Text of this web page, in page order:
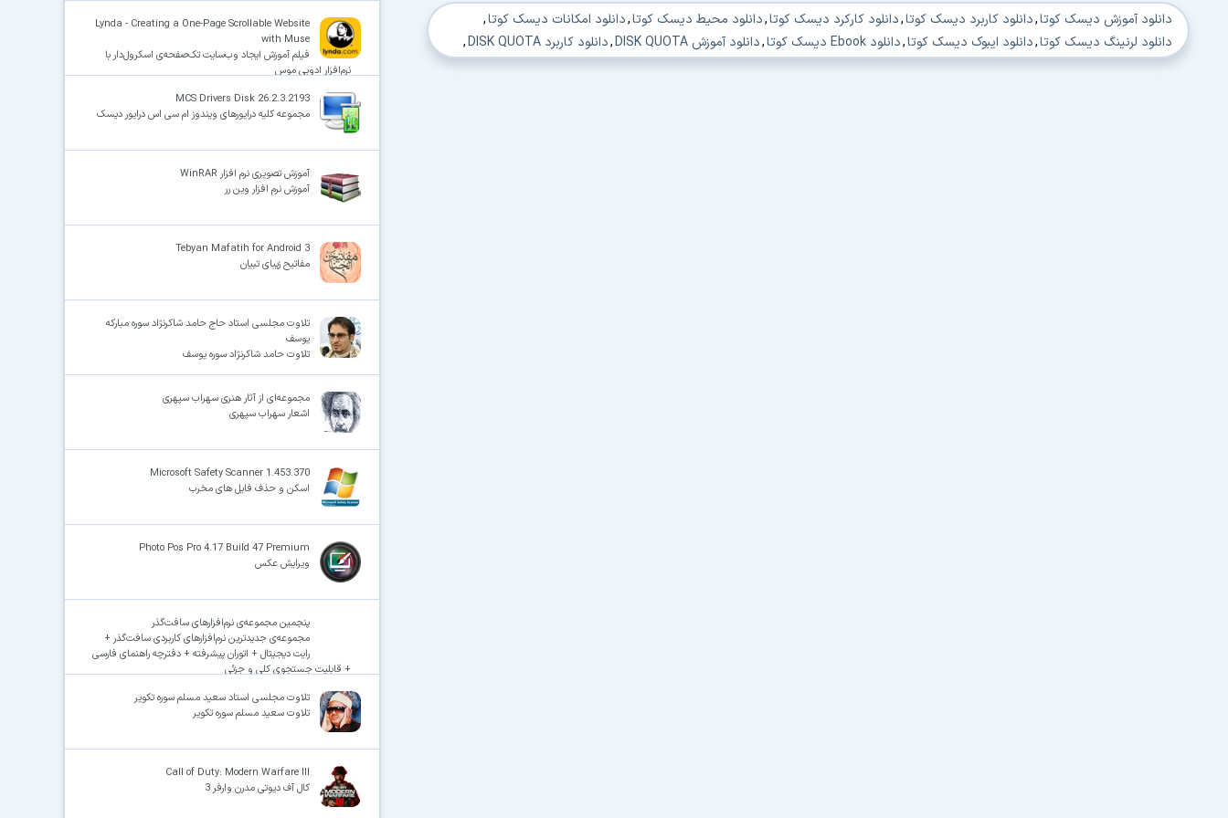
دانلود آموزش دیسک کوتا,دانلود کاربرد دیسک کوتا,دانلود کارکرد دیسک کوتا,دانلود محیط دیسک کوتا,دانلود امکانات دیسک کوتا,
دانلود لرنینگ دیسک کوتا,دانلود ایبوک دیسک کوتا,دانلود Ebook دیسک کوتا ,دانلود آموزش DISK QUOTA ,دانلود کاربرد DISK QUOTA
,
دانلود کارکرد DISK QUOTA
,دانلود محیط DISK QUOTA ,دانلود امکانات DISK QUOTA ,دانلود لرنینگ DISK QUOTA
,
Lynda - Creating a One-Page Scrollable Website
with Muse
فیلم آموزش ایجاد وب‌سایت تک‌صفحه‌ی اسکرول‌دار با
نرم‌افزار ادوبی موس
MCS Drivers Disk 26.2.3.2193
مجموعه کلیه درایورهای ویندوز ام سی اس درایور دیسک
آموزش تصویری نرم افزار WinRAR
آموزش نرم افزار وین رر
3 Tebyan Mafatih for Android
مفاتیح زیبای تبیان
تلاوت مجلسی استاد حاج حامد شاکرنژاد سوره مبارکه
یوسف
تلاوت حامد شاکرنژاد سوره یوسف
مجموعه‌ای از آثار هنری سهراب سپهری
اشعار سهراب سپهری
Microsoft Safety Scanner 1.453.370
اسکن و حذف فایل های مخرب
Photo Pos Pro 4.17 Build 47 Premium
ویرایش عکس‌
پنجمین مجموعه‌ی نرم‌افزارهای سافت‌گذر
مجموعه‌ی جدیدترین نرم‌افزارهای کاربردی سافت‌گذر +
رایت دیجیتال + اتوران پیشرفته + دفترچه راهنمای فارسی
+ قابلیت جستجوی کلی و جزئی
تلاوت مجلسی استاد سعید مسلم سوره تکویر
تلاوت سعید مسلم سوره تکویر
Call of Duty: Modern Warfare III
کال آف دیوتی مدرن وارفر 3